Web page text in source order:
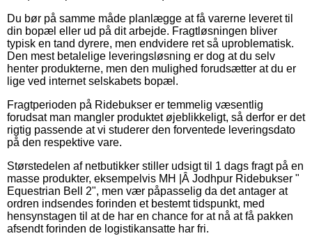
Du bør på samme måde planlægge at få varerne leveret til
din bopæl eller ud på dit arbejde. Fragtløsningen bliver
typisk en tand dyrere, men endvidere ret så uproblematisk.
Den mest betalelige leveringsløsning er dog at du selv
henter produkterne, men den mulighed forudsætter at du er
lige ved internet selskabets bopæl.
Fragtperioden på Ridebukser er temmelig væsentlig
forudsat man mangler produktet øjeblikkeligt, så derfor er det
rigtig passende at vi studerer den forventede leveringsdato
på den respektive vare.
Størstedelen af netbutikker stiller udsigt til 1 dags fragt på en
masse produkter, eksempelvis MH |Â Jodhpur Ridebukser "
Equestrian Bell 2", men vær påpasselig da det antager at
ordren indsendes forinden et bestemt tidspunkt, med
hensynstagen til at de har en chance for at nå at få pakken
afsendt forinden de logistikansatte har fri.